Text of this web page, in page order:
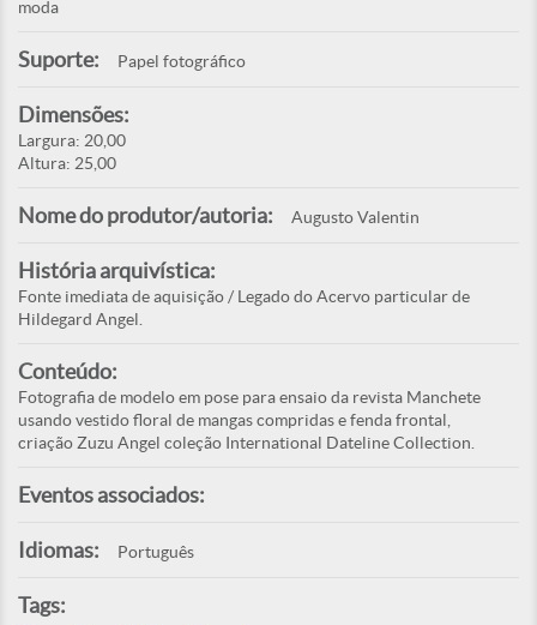
moda
Suporte: Papel fotográfico
Dimensões:
Largura: 20,00
Altura: 25,00
Nome do produtor/autoria: Augusto Valentin
História arquivística:
Fonte imediata de aquisição / Legado do Acervo particular de
Hildegard Angel.
Conteúdo:
Fotografia de modelo em pose para ensaio da revista Manchete
usando vestido floral de mangas compridas e fenda frontal,
criação Zuzu Angel coleção International Dateline Collection.
Eventos associados:
Idiomas: Português
Tags: